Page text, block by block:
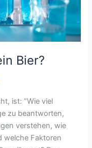
Bier?
ist: “Wie viel
zu beantworten,
verstehen, wie
welche Faktoren